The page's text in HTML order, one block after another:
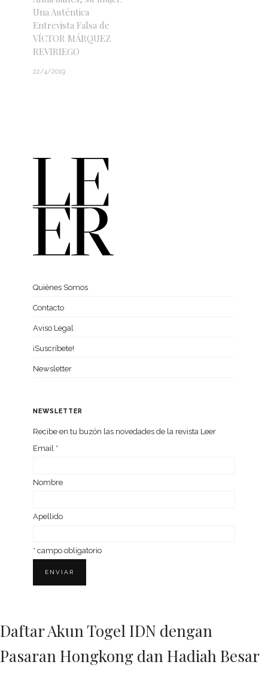
Una Auténtica
Entrevista Falsa de
VÍCTOR MÁRQUEZ
REVIRIEGO
22/4/2019
Quiénes Somos
Contacto
Aviso Legal
¡Suscríbete!
Newsletter
NEWSLETTER
Recibe en tu buzón las nove­da­des de la revista Leer
Email *
Nom­bre
Ape­llido
* campo obligatorio
Daftar Akun Togel IDN dengan
Pasaran Hongkong dan Hadiah Besar